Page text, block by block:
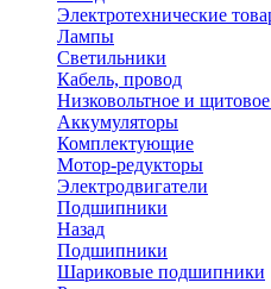
Электротехнические
Лампы
Светильники
Кабель, провод
Низковольтное и
Аккумуляторы
Комплектующие
Мотор-редукторы
Электродвигатели
Подшипники
Назад
Подшипники
Шариковые подшипники